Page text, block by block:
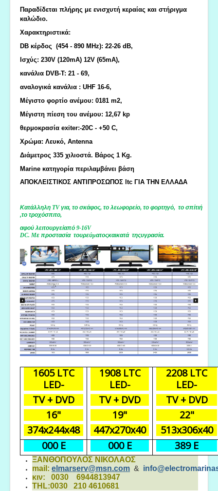
Παραδίδεται πλήρης με ενισχυτή κεραίας και στήριγμα
καλώδιο.
Χαρακτηριστικά:
DB κέρδος (454 - 890 MHz): 22-26 dB,
Ισχύς: 230V (120mA) 12V (65mA),
κανάλια DVB-T: 21 - 69,
αναλογικά κανάλια : UHF 16-6,
Μέγιστο φορτίο ανέμου: 0181 m2,
Μέγιστη πίεση του ανέμου: 12,67 kp
θερμοκρασία exiter:-20C - +50 C,
Χρώμα: Λευκό, Antenna
Διάμετρος 335 χιλιοστά. Βάρος 1 Kg.
Marine κατηγορία περιλαμβάνει βάση
ΑΠΟΚΛΕΙΣΤΙΚΟΣ ΑΝΤΙΠΡΟΣΩΠΟΣ ltc ΓΙΑ ΤΗΝ ΕΛΛΑΔΑ
Κατάλληλη TVγια, το σκάφος, το λεωφορείο, το φορτηγό, το σπίτιή
,το τροχόσπιτο,
αφού λειτουργείαπό 9-16V
DC. Με προστασία τουρεύματοςκαικατά τηςυγρασία.
1605 LTC
LED-
TV + DVD
16"
374x244x48
1908 LTC
LED-
TV + DVD
19"
447x270x40
2208 LTC
LED-
TV + DVD
22"
513x306x40
000 Ε
000 Ε 389 Ε
ΞΑΝΘΟΠΟΥΛΟΣ ΝΙΚΟΛΑΟΣ
mail: elmarserv@msn.com &
κιν: 0030 6944813947
THL:0030 210 4610681